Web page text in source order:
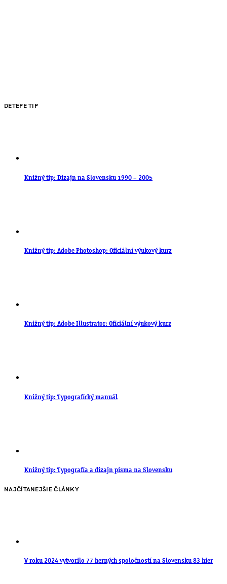
DETEPE TIP
Knižný tip: Dizajn na Slovensku 1990 – 2005
Knižný tip: Adobe Photoshop: Oficiální výukový kurz
Knižný tip: Adobe Illustrator: Oficiální výukový kurz
Knižný tip: Typografický manuál
Knižný tip: Typografia a dizajn písma na Slovensku
NAJČÍTANEJŠIE ČLÁNKY
V roku 2024 vytvorilo 77 herných spoločností na Slovensku 83 hier